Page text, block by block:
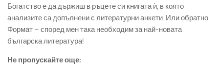
Богатство е да държиш в ръцете си книгата ѝ, в която
анализите са допълнени с литературни анкети. Или обратно.
Формат – според мен така необходим за най-новата
българска литература!
Не пропускайте още: